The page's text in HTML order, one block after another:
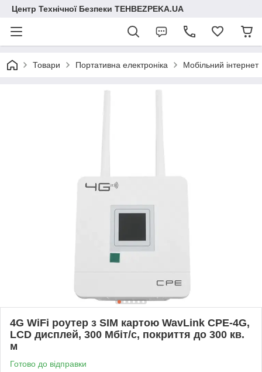
Центр Технічної Безпеки TEHBEZPEKA.UA
Товари Портативна електроніка Мобільний інтернет
4G WiFi роутер з SIM картою WavLink CPE-4G,
LCD дисплей, 300 Мбіт/с, покриття до 300 кв.
м
Готово до відправки